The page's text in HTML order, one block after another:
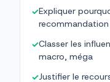
✓Expliquer
✓Classer les
macro, méga
✓Justifier le